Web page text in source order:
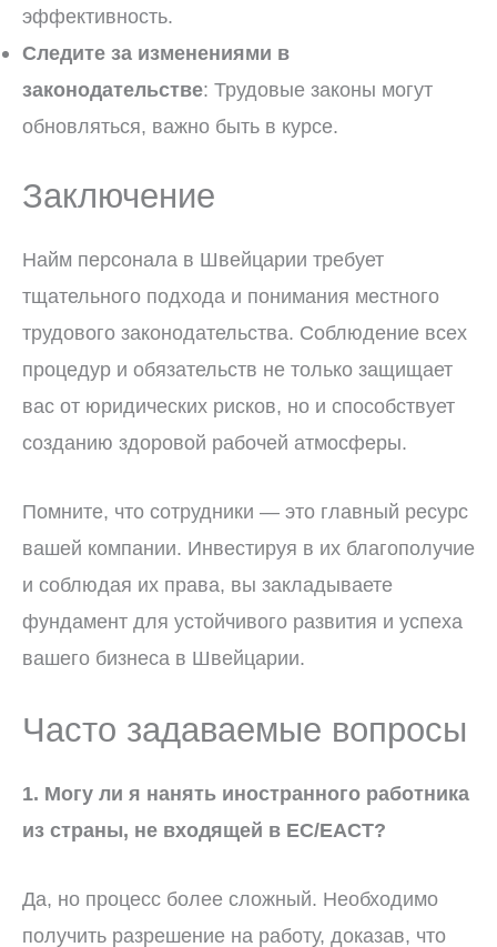
эффективность.
Следите за изменениями в
законодательстве: Трудовые законы могут
обновляться, важно быть в курсе.
Заключение
Найм персонала в Швейцарии требует
тщательного подхода и понимания местного
трудового законодательства. Соблюдение всех
процедур и обязательств не только защищает
вас от юридических рисков, но и способствует
созданию здоровой рабочей атмосферы.
Помните, что сотрудники — это главный ресурс
вашей компании. Инвестируя в их благополучие
и соблюдая их права, вы закладываете
фундамент для устойчивого развития и успеха
вашего бизнеса в Швейцарии.
Часто задаваемые вопросы
1. Могу ли я нанять иностранного работника
из страны, не входящей в ЕС/ЕАСТ?
Да, но процесс более сложный. Необходимо
получить разрешение на работу, доказав, что